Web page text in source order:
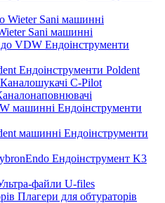
Sani машинні
Ендоінструменти
Ендоінструменти Poldent
Каналошукачі C-Pilot
Ендоінструменти
Ендоінструменти
Ендоінструмент K3
файли U-files
Плагери для обтураторів